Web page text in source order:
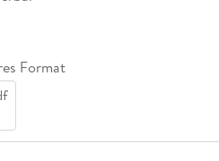
Format